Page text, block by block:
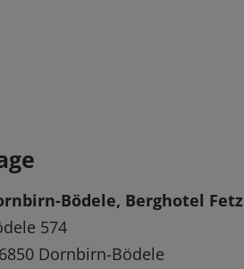
Bödele, Berghotel Fetz
574
Dornbirn-Bödele